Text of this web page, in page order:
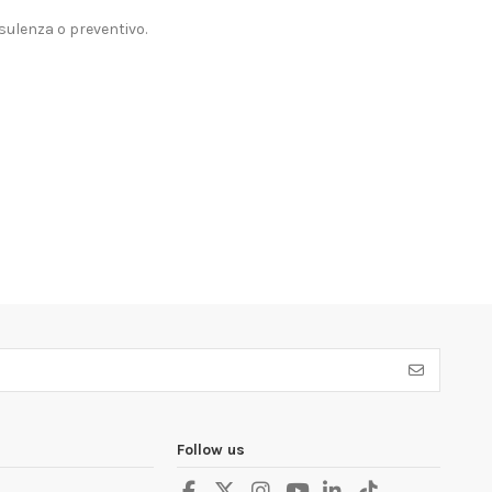
o preventivo.
Follow us